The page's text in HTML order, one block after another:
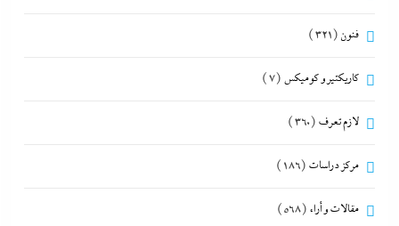
فنون (321)
كاريكتير و كوميكس (7)
لازم تعرف (360)
مركز دراسات (186)
مقالات و أراء (568)